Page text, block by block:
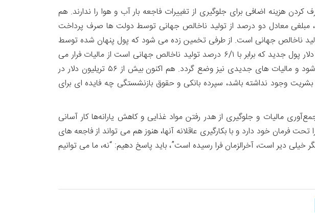
هزینه اضافی برای جلوگیری از تغییرات فاجعه بار آب و هوا را ندارند. هم
مبلغی معادل دو درصد از تولید ناخالص جهانی توسط دولت ها صرف پرداخت
سوخت‌ های فسیلی می‌شود. سوختی که خسارت مصرف آن نزدیک به ۷ درصد تولید ناخالص جهانی است. از طرفی تخمین زده می شود که پول پنهان شده توسط
ثروتمندان برای فرار از مالیات، حدود ۱۰ درصد از تولید ناخالص جهان است و همه ساله ۴/۱ تریلیون دلار پول جدید که برابر با ۶/۱ درصد تولید ناخالص جهانی است از مالیات فرار می
کند. برای جلوگیری از رسیدن به آخرالزمان محیط زیستی لازم است که از این فرار مالیاتی جلوگیری شود و مالیات های جدیدی نیز وضع گردد. هم اکنون بیش از ۵۶ تریلیون دلار در
وجود نداشته باشد، سپرده بانکی و حقوق بازنشستگی چه فایده ای برای
مالیات و جلوگیری از هدر رفتن مواد غذایی و کاهش یارانه‌ها کار آسانی
خود دارد و با بکارگیری عاقلانه آنها، هنوز هم می تواند از فاجعه های
دیر است، آخرالزمان فرا رسیده است”، باید پاسخ دهیم: “نه، ما می توانیم